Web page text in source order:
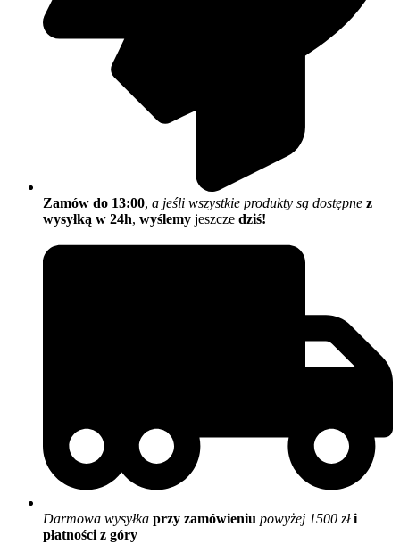
Zamów do 13:00, a jeśli wszystkie produkty są dostępne z
wysyłką w 24h, wyślemy jeszcze dziś!
Darmowa wysyłka przy zamówieniu powyżej 1500 złi
płatności z góry